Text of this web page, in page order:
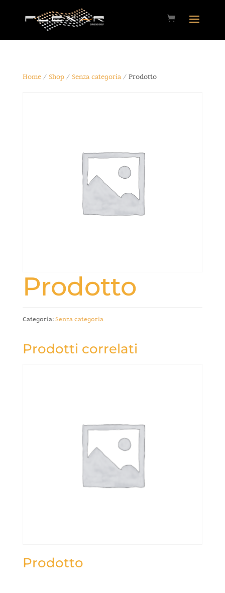
Home/ Shop/ Senza categoria/ Prodotto
Prodotto
Categoria:Senza categoria
Prodotti correlati
Prodotto